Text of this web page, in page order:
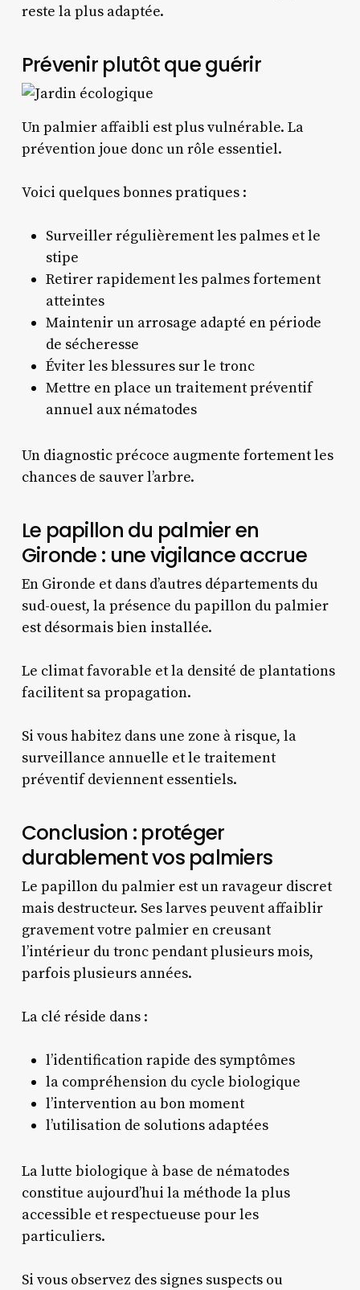
reste la plus adaptée.
Prévenir plutôt que guérir
Un palmier affaibli est plus vulnérable. La
prévention joue donc un rôle essentiel.
Voici quelques bonnes pratiques :
Surveiller régulièrement les palmes et le
stipe
Retirer rapidement les palmes fortement
atteintes
Maintenir un arrosage adapté en période
de sécheresse
Éviter les blessures sur le tronc
Mettre en place un traitement préventif
annuel aux nématodes
Un diagnostic précoce augmente fortement les
chances de sauver l’arbre.
Le papillon du palmier en
Gironde : une vigilance accrue
En Gironde et dans d’autres départements du
sud-ouest, la présence du papillon du palmier
est désormais bien installée.
Le climat favorable et la densité de plantations
facilitent sa propagation.
Si vous habitez dans une zone à risque, la
surveillance annuelle et le traitement
préventif deviennent essentiels.
Conclusion : protéger
durablement vos palmiers
Le papillon du palmier est un ravageur discret
mais destructeur. Ses larves peuvent affaiblir
gravement votre palmier en creusant
l’intérieur du tronc pendant plusieurs mois,
parfois plusieurs années.
La clé réside dans :
l’identification rapide des symptômes
la compréhension du cycle biologique
l’intervention au bon moment
l’utilisation de solutions adaptées
La lutte biologique à base de nématodes
constitue aujourd’hui la méthode la plus
accessible et respectueuse pour les
particuliers.
Si vous observez des signes suspects ou